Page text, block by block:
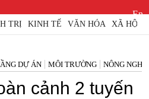
En
TRỊ KINH TẾ VĂN HÓA XÃ HỘI
DỰ ÁN MÔI TRƯỜNG NÔNG
cảnh 2 tuyến